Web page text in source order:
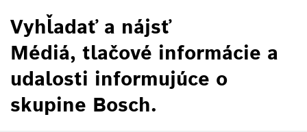
Vyhľadať a nájsť
Médiá, tlačové informácie a
udalosti informujúce o
skupine Bosch.